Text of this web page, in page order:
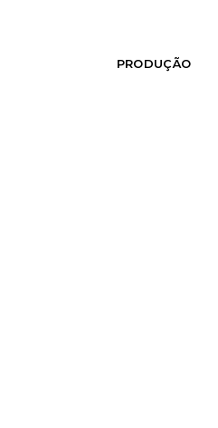
PRODUÇÃO